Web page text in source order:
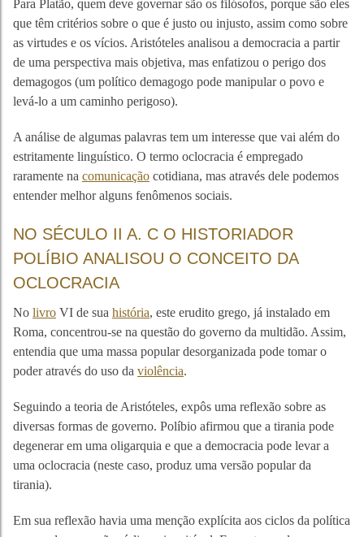
Para Platão, quem deve governar são os filósofos, porque são eles
que têm critérios sobre o que é justo ou injusto, assim como sobre
as virtudes e os vícios. Aristóteles analisou a democracia a partir
de uma perspectiva mais objetiva, mas enfatizou o perigo dos
demagogos (um político demagogo pode manipular o povo e
levá-lo a um caminho perigoso).
A análise de algumas palavras tem um interesse que vai além do
estritamente linguístico. O termo oclocracia é empregado
raramente na comunicação cotidiana, mas através dele podemos
entender melhor alguns fenômenos sociais.
NO SÉCULO II A. C O HISTORIADOR
POLÍBIO ANALISOU O CONCEITO DA
OCLOCRACIA
No livro VI de sua história, este erudito grego, já instalado em
Roma, concentrou-se na questão do governo da multidão. Assim,
entendia que uma massa popular desorganizada pode tomar o
poder através do uso da violência.
Seguindo a teoria de Aristóteles, expôs uma reflexão sobre as
diversas formas de governo. Políbio afirmou que a tirania pode
degenerar em uma oligarquia e que a democracia pode levar a
uma oclocracia (neste caso, produz uma versão popular da
tirania).
Em sua reflexão havia uma menção explícita aos ciclos da política